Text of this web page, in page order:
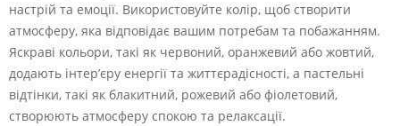
настрій та емоції. Використовуйте колір, щоб створити
атмосферу, яка відповідає вашим потребам та побажанням.
Яскраві кольори, такі як червоний, оранжевий або жовтий,
додають інтер’єру енергії та життєрадісності, а пастельні
відтінки, такі як блакитний, рожевий або фіолетовий,
створюють атмосферу спокою та релаксації.